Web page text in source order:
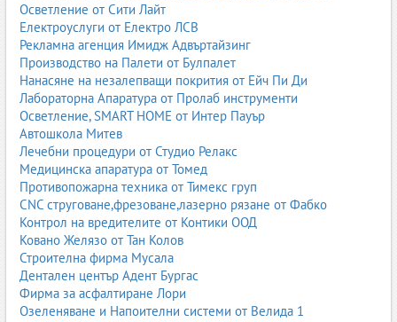
Естествената кожа остава предпочитан материал за обувки и
чанти от среден и висок клас. Изкуствените кожи се използват
широко в модата, особено при по-достъпни продукти и в
колекции, насочени към веган и „cruelty-free“ аудитория.
Облекло
Кожени якета, поли, панталони и аксесоари са неизменна част
от модата. Тук изборът между естествена и изкуствена кожа
зависи от бюджета, стила и личните убеждения.
Интериорен дизайн и тапицерски услуги
Кожата се използва за тапицерии на мебели, стени, панели,
врати, декоративни елементи. Тя придава усещане за лукс, уют
и завършеност.
Занаятчийство и специализирани изделия
Колани, портфейли, калъфи, аксесоари, художествени изделия
Осветление от Сити Лайт
Електроуслуги от Електро ЛСВ
Рекламна агенция Имидж Адвъртайзинг
Производство на Палети от Булпалет
Нанасяне на незалепващи покрития от Ейч Пи Ди
Лабораторна Апаратура от Пролаб инструменти
Осветление, SMART HOME от Интер Пауър
Автошкола Митев
Лечебни процедури от Студио Релакс
Медицинска апаратура от Томед
Противопожарна техника от Тимекс груп
CNC струговане,фрезоване,лазерно рязане от Фабко
Контрол на вредителите от Контики ООД
Ковано Желязо от Тан Колов
Строителна фирма Мусала
Дентален център Адент Бургас
Фирма за асфалтиране Лори
Озеленяване и Напоителни системи от Велида 1